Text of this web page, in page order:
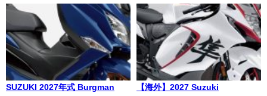
SUZUKI 2027年式 Burgman
【海外】2027 Suzuki